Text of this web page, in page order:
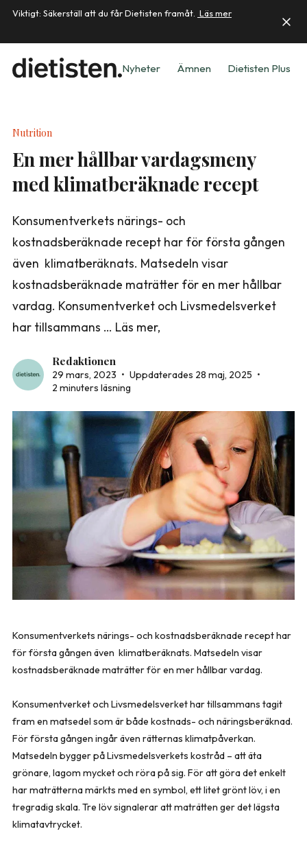
Viktigt: Säkerställ att du får Dietisten framåt. Läs mer
Nyheter Ämnen Dietisten Plus
Nutrition
En mer hållbar vardagsmeny
med klimatberäknade recept
Konsumentverkets närings- och
kostnadsberäknade recept har för första gången
även klimatberäknats. Matsedeln visar
kostnadsberäknade maträtter för en mer hållbar
vardag. Konsumentverket och Livsmedelsverket
har tillsammans … Läs mer,
Redaktionen
29 mars, 2023 • Uppdaterades 28 maj, 2025 •
2 minuters läsning
Konsumentverkets närings- och kostnadsberäknade recept har
för första gången även klimatberäknats. Matsedeln visar
kostnadsberäknade maträtter för en mer hållbar vardag.
Konsumentverket och Livsmedelsverket har tillsammans tagit
fram en matsedel som är både kostnads- och näringsberäknad.
För första gången ingår även rätternas klimatpåverkan.
Matsedeln bygger på Livsmedelsverkets kostråd – att äta
grönare, lagom mycket och röra på sig. För att göra det enkelt
har maträtterna märkts med en symbol, ett litet grönt löv, i en
tregradig skala. Tre löv signalerar att maträtten ger det lägsta
klimatavtrycket.